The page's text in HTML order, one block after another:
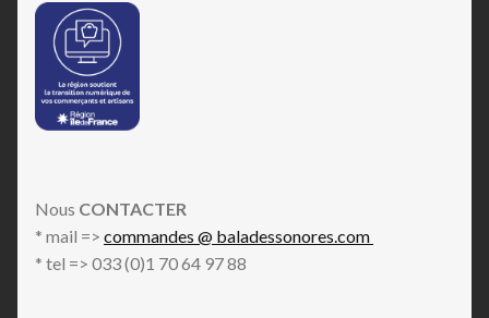
Nous CONTACTER
* mail => commandes @ baladessonores.com
* tel => 033 (0)1 70 64 97 88